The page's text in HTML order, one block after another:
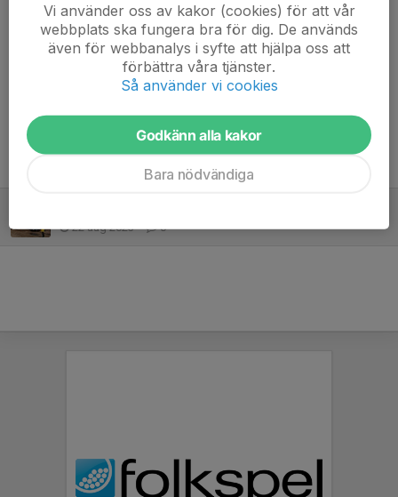
Vid frågor kontakta:
Stefan Andersson072-518 70 70
22 aug 2023 0
Vi använder oss av kakor (cookies) för att vår
webbplats ska fungera bra för dig. De används
även för webbanalys i syfte att hjälpa oss att
förbättra våra tjänster.
Så använder vi cookies
Godkänn alla kakor
Bara nödvändiga